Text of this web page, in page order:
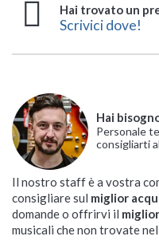
Hai trovato un
Scrivici dove!
Hai
Personale
consigliarti
Il nostro staff è a vostra
consigliare sul miglior
domande o offrirvi il
musicali che non trovate